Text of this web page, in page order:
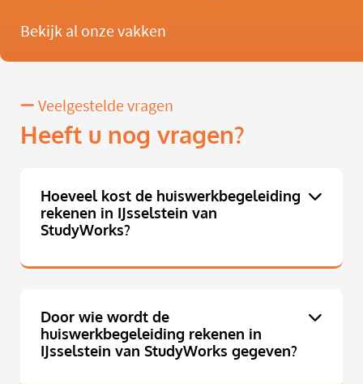
Bekijk al onze vakken
Veelgestelde vragen
Heeft u nog vragen?
Hoeveel kost de huiswerkbegeleiding
rekenen in IJsselstein van
StudyWorks?
Door wie wordt de
huiswerkbegeleiding rekenen in
IJsselstein van StudyWorks gegeven?